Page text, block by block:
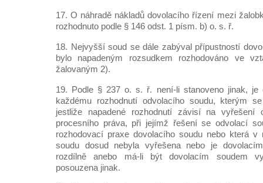
17. O náhradě nákladů dovolacího řízení mezi
rozhodnuto podle § 146 odst. 1 písm. b) o. s. ř.
18. Nejvyšší soud se dále zabýval přípustností
bylo napadeným rozsudkem rozhodováno ve
žalovaným 2).
19. Podle § 237 o. s. ř. není-li stanoveno jinak, je
každému rozhodnutí odvolacího soudu, kterým
jestliže napadené rozhodnutí závisí na vyřešení
procesního práva, při jejímž řešení se odvolací
rozhodovací praxe dovolacího soudu nebo která v
soudu dosud nebyla vyřešena nebo je
rozdílně anebo má-li být dovolacím soudem
posouzena jinak.